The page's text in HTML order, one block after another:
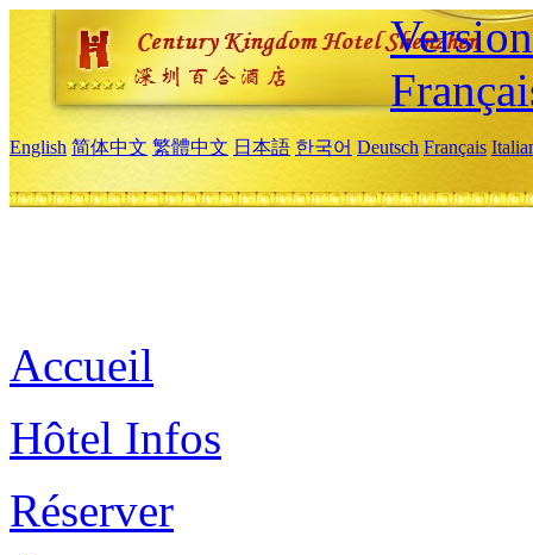
English 简体中文 繁體中文 日本語 한국어 Deutsch Français
Accueil
Hôtel Infos
Réserver